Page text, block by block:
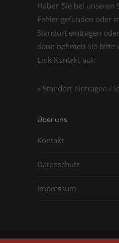
Haben Sie bei unseren
Fehler gefunden oder
Standort eintragen
dann nehmen Sie bitte
Link Kontakt auf:
» Standort eintragen /
Über uns
Kontakt
Datenschutz
Impressum